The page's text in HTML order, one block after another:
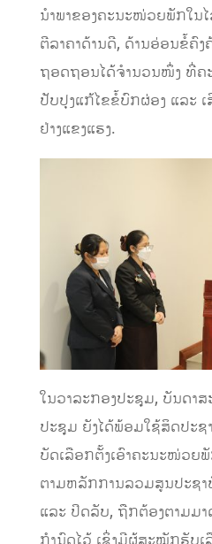
ນຳພາຂອງຄະນະໜ່ວຍພັກໃນໄ
ຕີລາຄາດ້ານດີ, ດ້ານອ່ອນຂໍ້ຄົງ
ຖອດຖອນໄດ້ຈຳນວນໜຶ່ງ ທີ່
ປັບປຸງແກ້ໄຂຂໍ້ບົກຜ່ອງ ແລະ
ຢ່າງແຂງແຮງ.
ໃນວາລະກອງປະຊຸມ, ບັນດາ
ປະຊຸມ ຍັງໄດ້ພ້ອມໃຊ້ສິດປະ
ບັດເລືອກຕັ້ງເອົາຄະນະໜ່ວ
ຕາມຫລັກການລວມສູນປະຊາ
ແລະ ປິດລັບ, ຖືກຕ້ອງຕາມມາ